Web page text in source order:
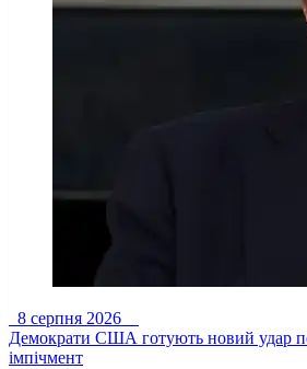
8 серпня 2026
Демократи США готують новий удар
імпічмент